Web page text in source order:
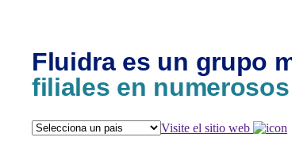
Fluidra es un grupo
filiales en
Visite el sitio web